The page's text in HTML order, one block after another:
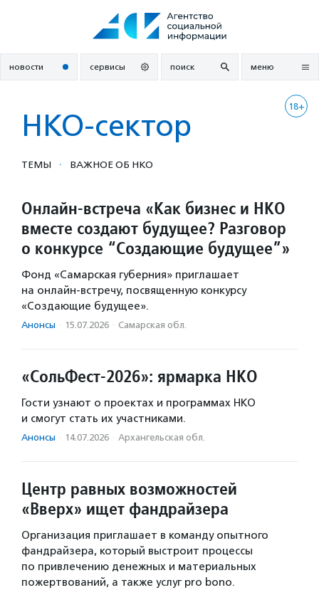
новости сервисы поиск меню
18+
НКО-сектор
ТЕМЫ · ВАЖНОЕ ОБ НКО
Онлайн-встреча «Как бизнес и НКО
вместе создают будущее? Разговор
о конкурсе “Создающие будущее”»
Фонд «Самарская губерния» приглашает
на онлайн-встречу, посвященную конкурсу
«Создающие будущее».
Анонсы · 15.07.2026 · Самарская обл.
«СольФест-2026»: ярмарка НКО
Гости узнают о проектах и программах НКО
и смогут стать их участниками.
Анонсы · 14.07.2026 · Архангельская обл.
Центр равных возможностей
«Вверх» ищет фандрайзера
Организация приглашает в команду опытного
фандрайзера, который выстроит процессы
по привлечению денежных и материальных
пожертвований, а также услуг pro bono.